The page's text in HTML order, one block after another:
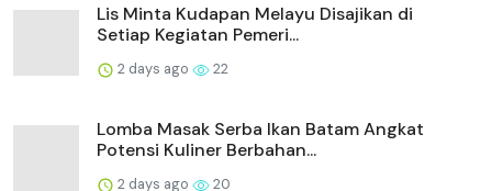
Lis Minta Kudapan Melayu Disajikan di
Setiap Kegiatan Pemeri...
2 days ago 22
Lomba Masak Serba Ikan Batam Angkat
Potensi Kuliner Berbahan...
2 days ago 20